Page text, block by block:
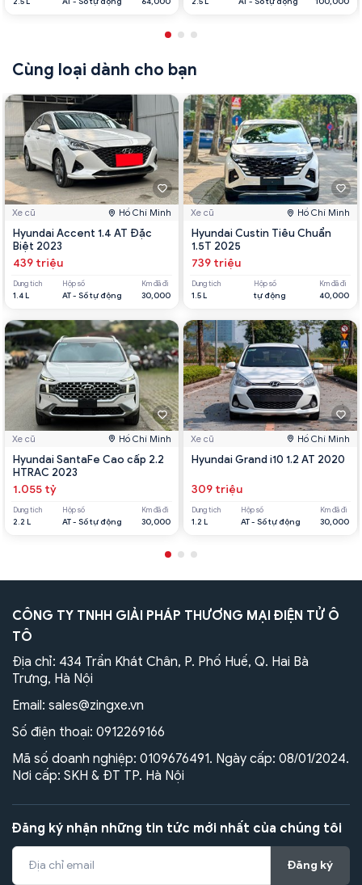
Cùng loại dành cho bạn
Xe cũ Hồ Chí Minh
Hyundai Accent 1.4 AT Đặc
Biệt 2023
439 triệu
Dung tích
1.4 L
Hộp số
AT - Số tự động
Km đã đi
30,000
Xe cũ Hồ Chí Minh
Hyundai SantaFe Cao cấp 2.2
HTRAC 2023
1.055 tỷ
Dung tích
2.2 L
Hộp số
AT - Số tự động
Km đã đi
30,000
Xe cũ Hồ Chí Minh
Hyundai Custin Tiêu Chuẩn
1.5T 2025
739 triệu
Dung tích
1.5 L
Hộp số
tự động
Km đã đi
40,000
Xe cũ Hồ Chí Minh
Hyundai Grand i10 1.2 AT 2020
309 triệu
Dung tích
1.2 L
Hộp số
AT - Số tự động
Km đã đi
30,000
CÔNG TY TNHH GIẢI PHÁP THƯƠNG MẠI ĐIỆN TỬ Ô
TÔ
Địa chỉ: 434 Trần Khát Chân, P. Phố Huế, Q. Hai Bà
Trưng, Hà Nội
Email: sales@zingxe.vn
Số điện thoại: 0912269166
Mã số doanh nghiệp: 0109676491. Ngày cấp: 08/01/2024.
Nơi cấp: SKH & ĐT TP. Hà Nội
Đăng ký nhận những tin tức mới nhất của chúng tôi
Đăng ký